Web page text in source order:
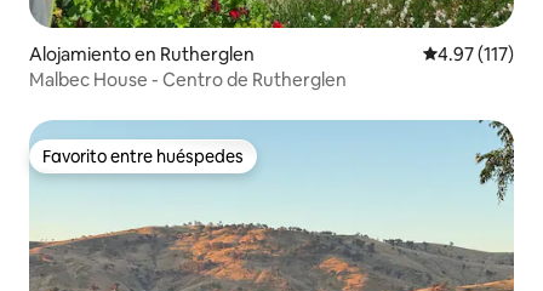
Alojamiento en Rutherglen Calificación
4.97 (117)
Malbec House - Centro de Rutherglen
Favorito entre huéspedes
Favorito entre huéspedes